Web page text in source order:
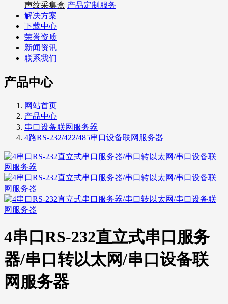
声纹采集盒 产品定制服务
解决方案
下载中心
荣誉资质
新闻资讯
联系我们
产品中心
网站首页
产品中心
串口设备联网服务器
4路RS-232/422/485串口设备联网服务器
4串口RS-232直立式串口服务
器/串口转以太网/串口设备联
网服务器